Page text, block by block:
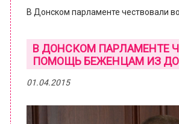
В Донском парламенте чествовали
В ДОНСКОМ ПАРЛАМЕНТЕ
ПОМОЩЬ БЕЖЕНЦАМ ИЗ
01.04.2015